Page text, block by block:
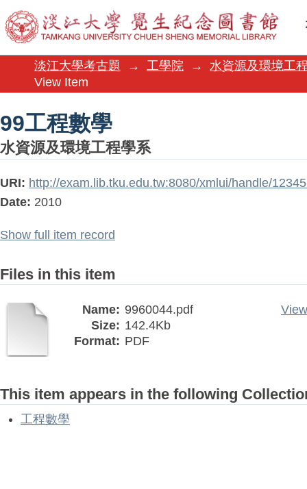
99工程數學
淡江大學考古題 → 工學院 →
水資源及環境工
View Item
99工程數學
水資源及環境工程學系
URI: http://exam.lib.tku.edu.tw:8080/xmlui/handle/
Date: 2010
Show full item record
Files in this item
Name: 9960044.pdf
Size: 142.4Kb
Format: PDF
This item appears in the following
工程數學